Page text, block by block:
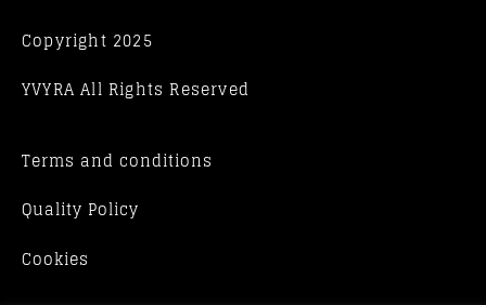
Copyright 2025
YVYRA All Rights Reserved
Terms and conditions
Quality Policy
Cookies